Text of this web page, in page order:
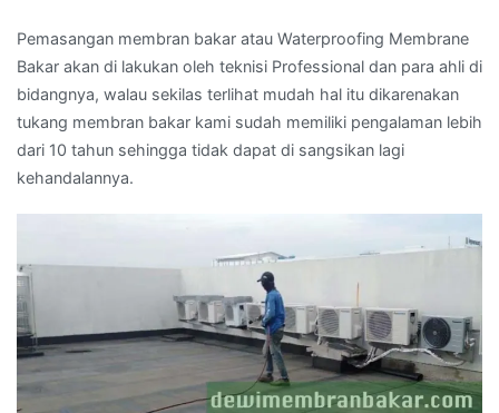
Pemasangan membran bakar atau Waterproofing Membrane
Bakar akan di lakukan oleh teknisi Professional dan para ahli di
bidangnya, walau sekilas terlihat mudah hal itu dikarenakan
tukang membran bakar kami sudah memiliki pengalaman lebih
dari 10 tahun sehingga tidak dapat di sangsikan lagi
kehandalannya.